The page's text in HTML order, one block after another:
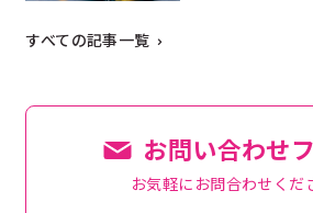
すべての記事一覧
お問い合わせ
お気軽にお問合わせくだ